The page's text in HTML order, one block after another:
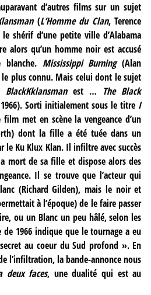
d’autres films sur un sujet
(L’Homme du Clan, Terence
shérif d’une petite ville d’Alabama
alors qu’un homme noir est accusé
blanche. Mississippi Burning(Alan
plus connu. Mais celui dont le sujet
BlackKklansmanest … The Black
Sorti initialement sous le titre I
film met en scène la vengeance d’un
dont la fille a été tuée dans un
le Ku Klux Klan. Il infiltre avec succès
mort de sa fille et dispose alors des
Il se trouve que l’acteur qui
(Richard Gilden), mais le noir et
à l’époque) de le faire passer
ou un Blanc un peu hâlé, selon les
de 1966 indique que le tournage a eu
au coeur du Sud profond ». En
l’infiltration, la bande-annonce nous
deux faces, une dualité qui est au